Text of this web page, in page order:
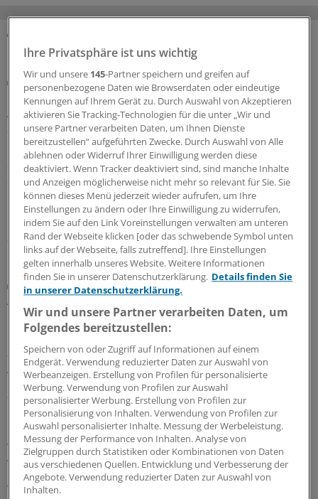
MEHR ZUM THEMA
Umfrage unter KVen
Erstes Quartal mit Entbudgetierung:
Auszahlungsquoten steigen – besonders in den
Stadtstaaten
Im ersten Quartal bringt die Entbudgetierung vor allem
den Hausärztinnen und Hausärzten in den Stadtstaaten
die erhofft hohen Auszahlungsquoten. Wie stark die
Honorarentwicklung in einzelnen KVen ausfällt, zeigt
eine Umfrage der Ärzte Zeitung.
22.07.2026
Positive Geschäftszahlen
Ärztegenossenschaft Nord überrascht mit hohem
Gewinn
Die Ärztegenossenschaft Nord macht höhere Gewinne
als geplant. Ausgetretene Mitglieder können nun auf
Auszahlung ihrer Anteile hoffen.
25.06.2026
Ausgezeichnetes Netzwerk
Ärztenetz Eutin-Malente: Warum
Qualitätsindikatoren für die Zusammenarbeit so
wichtig sind
Ihre Privatsphäre ist uns wichtig
Wir und unsere 145-Partner speichern und greifen auf
personenbezogene Daten wie Browserdaten oder eindeutige
Kennungen auf Ihrem Gerät zu. Durch Auswahl von Akzeptieren
aktivieren Sie Tracking-Technologien für die unter „Wir und
unsere Partner verarbeiten Daten, um Ihnen Dienste
bereitzustellen“ aufgeführten Zwecke. Durch Auswahl von Alle
ablehnen oder Widerruf Ihrer Einwilligung werden diese
deaktiviert. Wenn Tracker deaktiviert sind, sind manche Inhalte
und Anzeigen möglicherweise nicht mehr so relevant für Sie. Sie
können dieses Menü jederzeit wieder aufrufen, um Ihre
Einstellungen zu ändern oder Ihre Einwilligung zu widerrufen,
indem Sie auf den Link Voreinstellungen verwalten am unteren
Rand der Webseite klicken [oder das schwebende Symbol unten
links auf der Webseite, falls zutreffend]. Ihre Einstellungen
gelten innerhalb unseres Website. Weitere Informationen
finden Sie in unserer Datenschutzerklärung. Details finden Sie
in unserer Datenschutzerklärung.
Wir und unsere Partner verarbeiten Daten, um
Folgendes bereitzustellen:
Speichern von oder Zugriff auf Informationen auf einem
Endgerät. Verwendung reduzierter Daten zur Auswahl von
Werbeanzeigen. Erstellung von Profilen für personalisierte
Werbung. Verwendung von Profilen zur Auswahl
personalisierter Werbung. Erstellung von Profilen zur
Personalisierung von Inhalten. Verwendung von Profilen zur
Auswahl personalisierter Inhalte. Messung der Werbeleistung.
Messung der Performance von Inhalten. Analyse von
Zielgruppen durch Statistiken oder Kombinationen von Daten
aus verschiedenen Quellen. Entwicklung und Verbesserung der
Angebote. Verwendung reduzierter Daten zur Auswahl von
Inhalten.